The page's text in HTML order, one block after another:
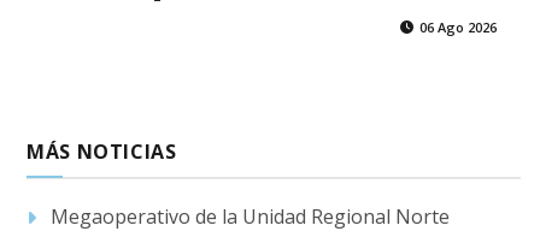
06 Ago 2026
MÁS NOTICIAS
Megaoperativo de la Unidad Regional Norte